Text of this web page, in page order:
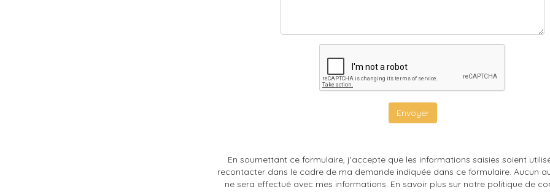
Envoyer
En soumettant ce formulaire, j'accepte que les informations saisies soient
recontacter dans le cadre de ma demande indiquée dans ce formulaire. Aucun
ne sera effectué avec mes informations. En savoir plus sur notre politique de